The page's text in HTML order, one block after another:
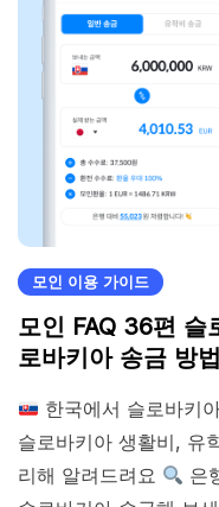
모인 이용 가이드
모인 FAQ 36편 슬
로바키아 송금 방
한국에서 슬로바키
슬로바키아 생활비, 유
리해 알려드려요
은